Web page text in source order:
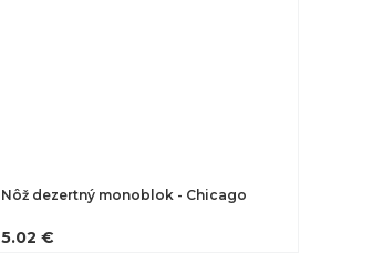
Nôž dezertný monoblok - Chicago
5.02 €